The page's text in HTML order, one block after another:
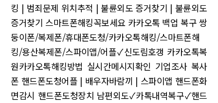
킹 | 범죄문제 위치추적 | 불륜외도 증거찾기 | 불륜외도
증거찾기 스마트폰해킹꼭보세요 카카오톡 백업 복구쌍
둥이폰/복제폰/휴대폰도청/카카오톡해킹/스마트폰해
킹/용산복제폰/스파이앱/어플✓신도림호갱 카카오톡복
원카카오톡해킹방법 실시간메시지확인 기업조사 복사
폰 핸드폰도청어플 | 배우자바람끼 | 스파이앱 핸드폰화
면감시 핸드폰도청장치 남편외도✓카톡내역복구✓핸드